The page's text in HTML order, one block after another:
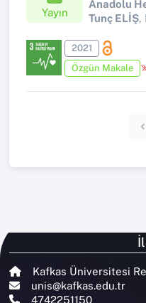
Yayın
Tunç ELİŞ,
2021
Özgün Makale
Kafkas Üniversitesi
unis@kafkas.edu.tr
4742251150